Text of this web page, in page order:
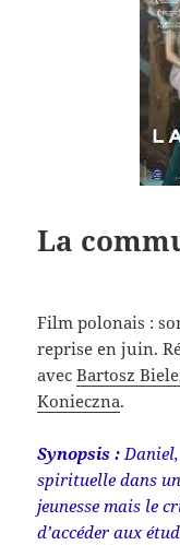
La
Film polonais :
reprise en juin.
avecBartosz
Konieczna.
Synopsis :
spirituelle dans
jeunesse mais le
d’accéder aux